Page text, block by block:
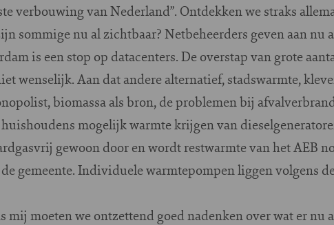
verbouwing van Nederland”. Ontdekken we straks
sommige nu al zichtbaar? Netbeheerders geven aan nu
is een stop op datacenters. De overstap van grote
wenselijk. Aan dat andere alternatief, stadswarmte,
biomassa als bron, de problemen bij
mogelijk warmte krijgen van
gewoon door en wordt restwarmte van het AEB
gemeente. Individuele warmtepompen liggen volgens
mij moeten we ontzettend goed nadenken over wat er nu